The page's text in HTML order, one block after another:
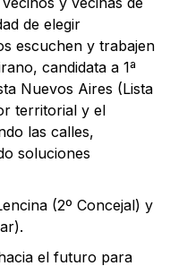
de elegir
escuchen y trabajen
candidata a 1ª
Nuevos Aires (Lista
territorial y el
las calles,
soluciones
(2º Concejal) y
el futuro para